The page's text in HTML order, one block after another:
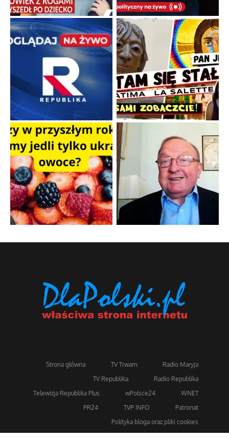
Strona główna TV Trwam
Radio Maryja
TV Republika
Radio Republika
Telewizja Republika Plus
wPolsce24
WNET
PR24
TVP INFO
Patronat
Polityka bloga oraz pliki cookies